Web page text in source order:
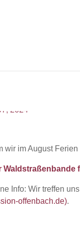
2024
wir im August
Waldstraßenbande
Info: Wir treffen
offenbach.de).